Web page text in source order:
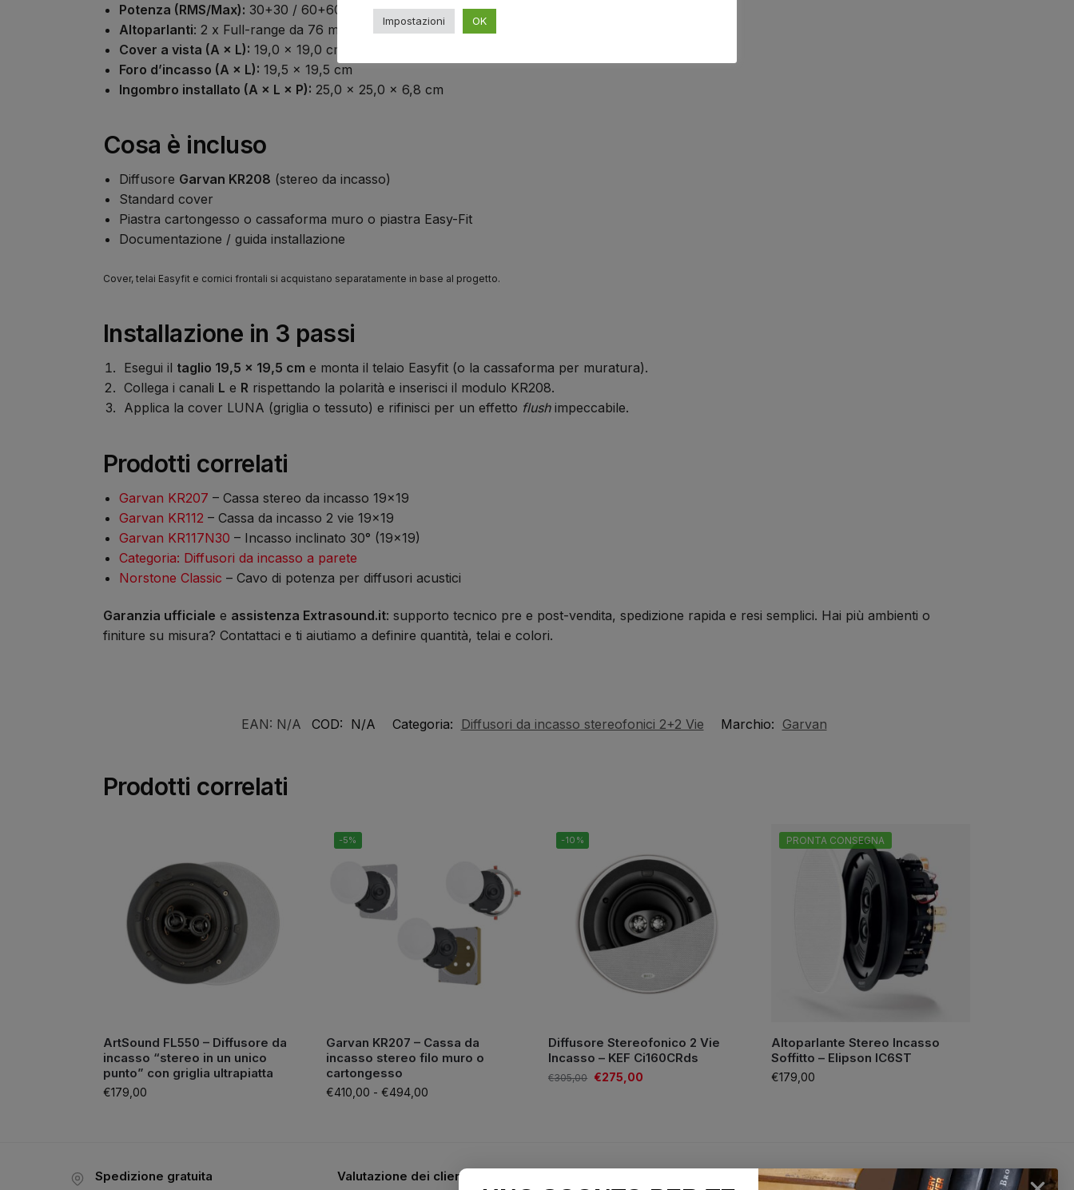
Potenza (RMS/Max): 30+30 / 60+60 W
Altoparlanti: 2 x Full-range da 76 mm.
Cover a vista (A × L): 19,0 × 19,0 cm
Foro d’incasso (A × L): 19,5 × 19,5 cm
Ingombro installato (A × L × P): 25,0 × 25,0 × 6,8 cm
Cosa è incluso
Diffusore Garvan KR208 (stereo da incasso)
Standard cover
Piastra cartongesso o cassaforma muro o piastra Easy-Fit
Documentazione / guida installazione
Cover, telai Easyfit e cornici frontali si acquistano separatamente in base al progetto.
Installazione in 3 passi
Esegui il taglio 19,5 × 19,5 cm e monta il telaio Easyfit (o la cassaforma per muratura).
Collega i canali L e R rispettando la polarità e inserisci il modulo KR208.
Applica la cover LUNA (griglia o tessuto) e rifinisci per un effetto flushimpeccabile.
Prodotti correlati
Garvan KR207 – Cassa stereo da incasso 19×19
Garvan KR112 – Cassa da incasso 2 vie 19×19
Garvan KR117N30 – Incasso inclinato 30° (19×19)
Categoria: Diffusori da incasso a parete
Norstone Classic – Cavo di potenza per diffusori acustici
Garanzia ufficiale e assistenza Extrasound.it: supporto tecnico pre e post-vendita, spedizione rapida e resi semplici. Hai più ambienti o
finiture su misura? Contattaci e ti aiutiamo a definire quantità, telai e colori.
EAN: N/A COD: N/A Categoria: Diffusori da incasso stereofonici 2+2 Vie Marchio: Garvan
Prodotti correlati
ArtSound FL550 – Diffusore da
incasso “stereo in un unico
punto” con griglia ultrapiatta
€179,00
-5%
Garvan KR207 – Cassa da
incasso stereo filo muro o
cartongesso
€410,00 - €494,00
-10%
Diffusore Stereofonico 2 Vie
Incasso – KEF Ci160CRds
€305,00 €275,00
PRONTA CONSEGNA
Altoparlante Stereo Incasso
Soffitto – Elipson IC6ST
€179,00
Spedizione gratuita Valutazione dei clienti Assistenza telefonica lun-sab 100% Pagamenti sicuri
Impostazioni OK